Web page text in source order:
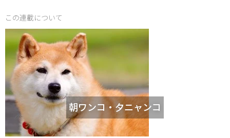
この連載について
朝ワンコ・夕ニャンコ